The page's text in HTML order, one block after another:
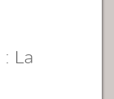
: La